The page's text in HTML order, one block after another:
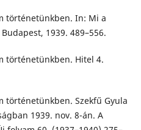
történetünkben. In: Mi a
1939. 489–556.
történetünkben. Hitel 4.
történetünkben. Szekfű Gyula
1939. nov. 8-án. A